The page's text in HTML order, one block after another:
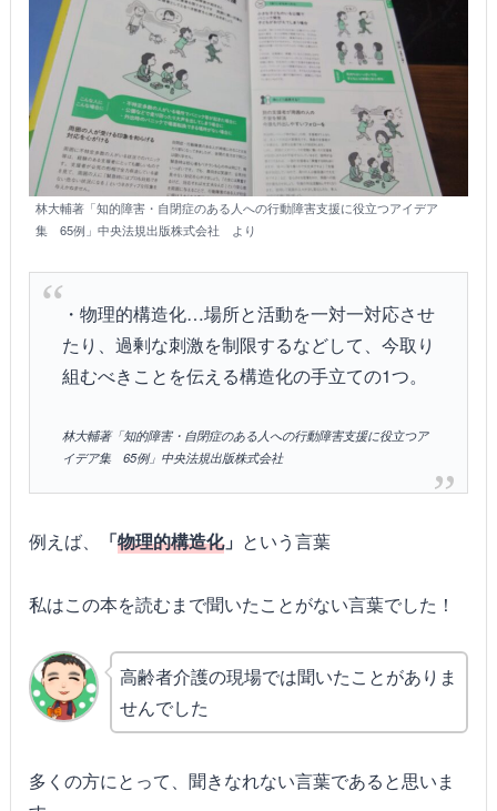
林大輔著「知的障害・自閉症のある人への行動障害支援に役立つアイデア
集 65例」中央法規出版株式会社 より
・物理的構造化…場所と活動を一対一対応させ
たり、過剰な刺激を制限するなどして、今取り
組むべきことを伝える構造化の手立ての1つ。
林大輔著「知的障害・自閉症のある人への行動障害支援に役立つア
イデア集 65例」中央法規出版株式会社
例えば、 「物理的構造化」 という言葉
私はこの本を読むまで聞いたことがない言葉でした！
高齢者介護の現場では聞いたことがありま
せんでした
多くの方にとって、聞きなれない言葉であると思いま